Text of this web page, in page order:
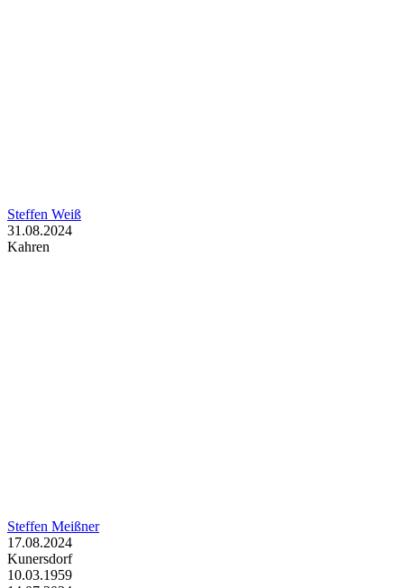
Steffen Weiß
31.08.2024
Kahren
Steffen Meißner
17.08.2024
Kunersdorf
10.03.1959